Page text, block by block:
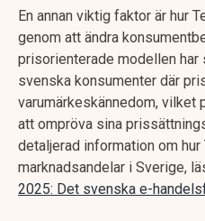
En annan viktig faktor är hur
genom att ändra
prisorienterade modellen har
svenska konsumenter där
varumärkeskännedom, vilket
att ompröva sina
detaljerad information om
marknadsandelar i Sverige,
2025: Det svenska e-